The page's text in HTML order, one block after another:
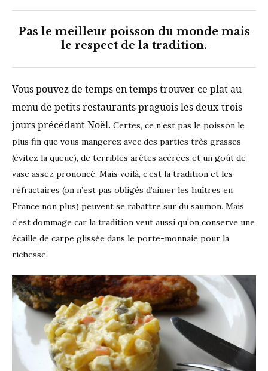
Pas le meilleur poisson du monde mais
le respect de la tradition.
Vous pouvez de temps en temps trouver ce plat au
menu de petits restaurants praguois les deux-trois
jours précédant Noël. Certes, ce n’est pas le poisson le
plus fin que vous mangerez avec des parties très grasses
(évitez la queue), de terribles arêtes acérées et un goût de
vase assez prononcé. Mais voilà, c’est la tradition et les
réfractaires (on n’est pas obligés d’aimer les huîtres en
France non plus) peuvent se rabattre sur du saumon. Mais
c’est dommage car la tradition veut aussi qu’on conserve une
écaille de carpe glissée dans le porte-monnaie pour la
richesse.